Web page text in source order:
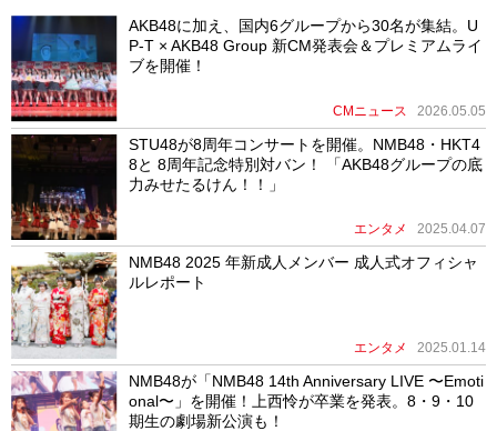
AKB48に加え、国内6グループから30名が集結。U
P-T × AKB48 Group 新CM発表会＆プレミアムライ
ブを開催！
CMニュース 2026.05.05
STU48が8周年コンサートを開催。NMB48・HKT4
8と 8周年記念特別対バン！ 「AKB48グループの底
力みせたるけん！！」
エンタメ 2025.04.07
NMB48 2025 年新成人メンバー 成人式オフィシャ
ルレポート
エンタメ 2025.01.14
NMB48が「NMB48 14th Anniversary LIVE 〜Emoti
onal〜」を開催！上西怜が卒業を発表。8・9・10
期生の劇場新公演も！